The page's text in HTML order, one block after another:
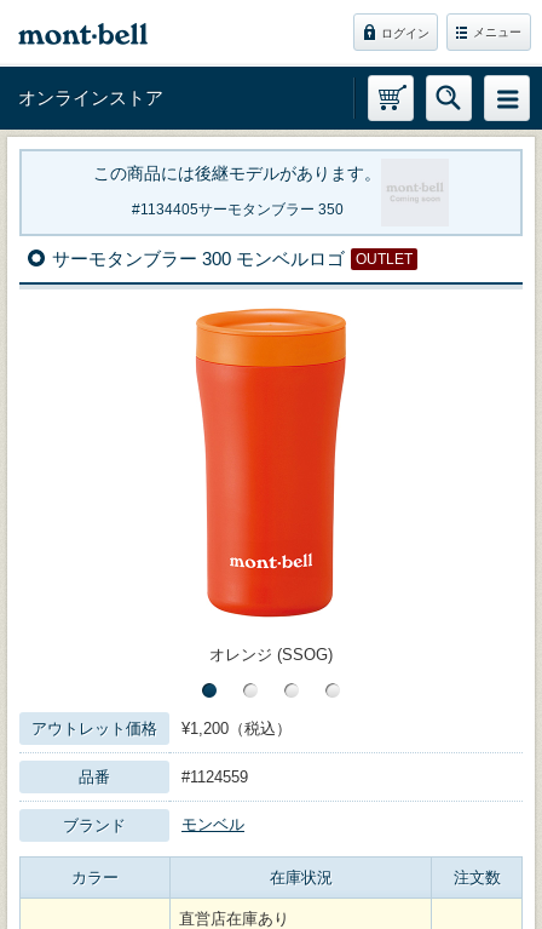
ログイン メニュー
オンラインストア
この商品には後継モデルがあります。
1134405サーモタンブラー 350
サーモタンブラー 300 モンベルロゴ OUTLET
オレンジ (SSOG)
アウトレット価格 ¥1,200（税込）
品番 #1124559
ブランド モンベル
カラー 在庫状況 注文数
直営店在庫あり